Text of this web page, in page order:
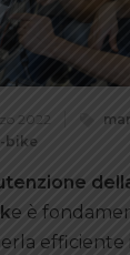
2022
bike
e è
efficiente